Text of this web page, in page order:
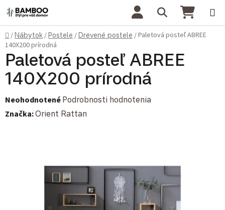
Prejsť na obsah Hľadať
Domov
/Nábytok /Postele /Drevené postele /Paletová posteľ ABREE
140X200 prírodná
Paletová posteľ ABREE
140X200 prírodná
Priemerné hodnotenie produktu je 0,0 z 5 hviezdičiek.
Neohodnotené Podrobnosti hodnotenia
Značka:Orient Rattan